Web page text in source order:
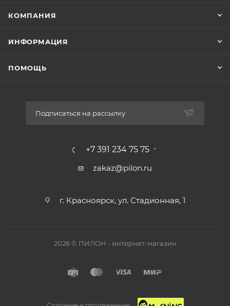
КОМПАНИЯ
ИНФОРМАЦИЯ
ПОМОЩЬ
Подписаться на рассылку
+7 391 234 75 75
zakaz@pilon.ru
г. Красноярск, ул. Стадионная, 1
2026 © ПИЛОН - интернет-магазин